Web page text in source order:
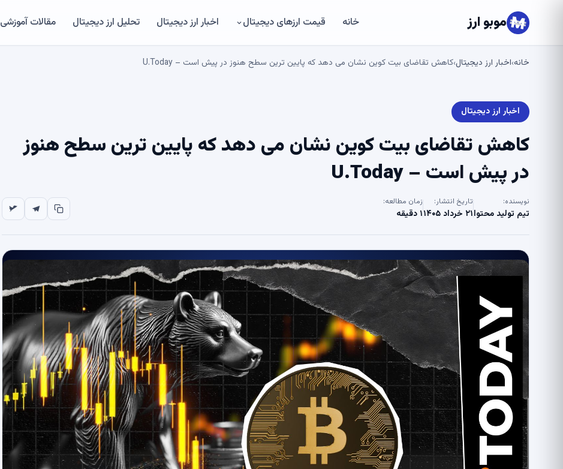
موبو ارز خانه قیمت ارزهای دیجیتال اخبار ارز دیجیتال تحلیل ارز دیجیتال مقالات آموزشی
خانه›اخبار ارز دیجیتال›کاهش تقاضای بیت کوین نشان می دهد که پایین ترین سطح هنوز در پیش است – U.Today
اخبار ارز دیجیتال
کاهش تقاضای بیت کوین نشان می دهد که پایین ترین سطح هنوز
در پیش است – U.Today
نویسنده:
تیم تولید محتوا
تاریخ انتشار:
۲۱ خرداد ۱۴۰۵
زمان مطالعه:
۱ دقیقه